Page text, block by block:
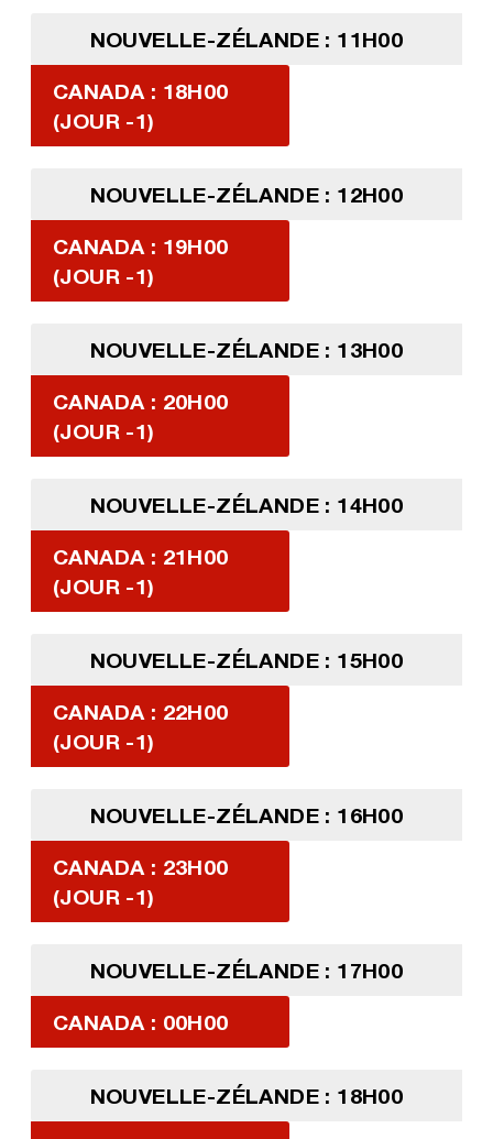
NOUVELLE-ZÉLANDE : 11H00
CANADA : 18H00
(JOUR -1)
NOUVELLE-ZÉLANDE : 12H00
CANADA : 19H00
(JOUR -1)
NOUVELLE-ZÉLANDE : 13H00
CANADA : 20H00
(JOUR -1)
NOUVELLE-ZÉLANDE : 14H00
CANADA : 21H00
(JOUR -1)
NOUVELLE-ZÉLANDE : 15H00
CANADA : 22H00
(JOUR -1)
NOUVELLE-ZÉLANDE : 16H00
CANADA : 23H00
(JOUR -1)
NOUVELLE-ZÉLANDE : 17H00
CANADA : 00H00
NOUVELLE-ZÉLANDE : 18H00